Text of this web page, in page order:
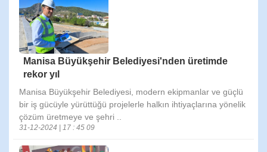
Manisa Büyükşehir Belediyesi'nden üretimde
rekor yıl
Manisa Büyükşehir Belediyesi, modern ekipmanlar ve güçlü
bir iş gücüyle yürüttüğü projelerle halkın ihtiyaçlarına yönelik
çözüm üretmeye ve şehri ..
31-12-2024 | 17 : 45 09